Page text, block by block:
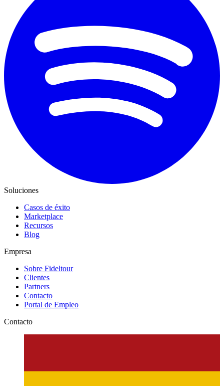
Soluciones
Casos de éxito
Marketplace
Recursos
Blog
Empresa
Sobre Fideltour
Clientes
Partners
Contacto
Portal de Empleo
Contacto